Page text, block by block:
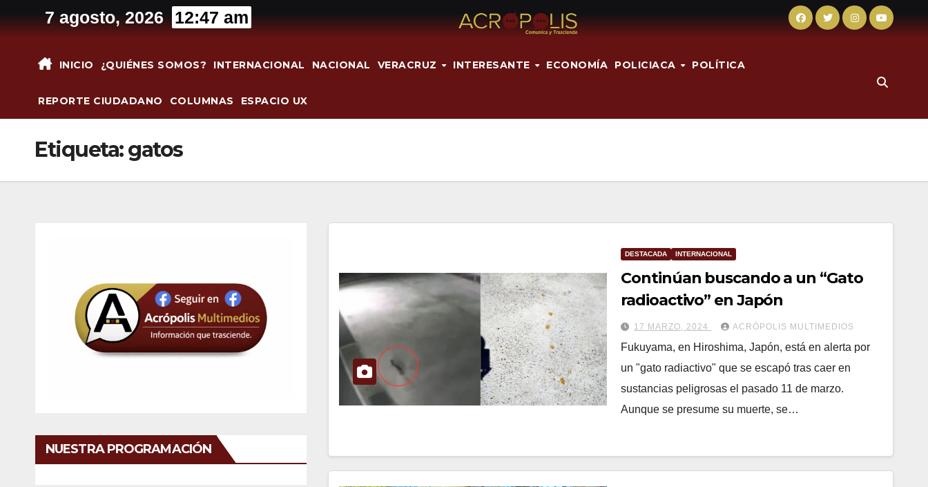
al
7 agosto, 2026 12:47 am
INICIO ¿QUIÉNES SOMOS? INTERNACIONAL NACIONAL VERACRUZ INTERESANTE ECONOMÍA POLICIACA POLÍTICA
REPORTE CIUDADANO COLUMNAS ESPACIO UX
Etiqueta:gatos
NUESTRA PROGRAMACIÓN
DESTACADA INTERNACIONAL
Continúan buscando a un “Gato
radioactivo” en Japón
17 MARZO, 2024 ACRÓPOLIS MULTIMEDIOS
Fukuyama, en Hiroshima, Japón, está en alerta por
un "gato radiactivo" que se escapó tras caer en
sustancias peligrosas el pasado 11 de marzo.
Aunque se presume su muerte, se…